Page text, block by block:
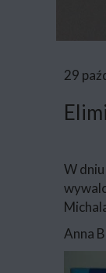
29
W
Anna